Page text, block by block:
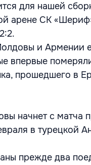
для нашей
арене СК
и Армении
впервые
прошедшего в
начнет с матча
в турецкой
прежде два